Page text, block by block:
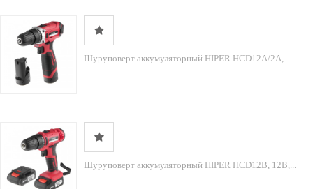
Шуруповерт аккумуляторный HIPER HCD12A/2А,...
Шуруповерт аккумуляторный HIPER HCD12В, 12В,...